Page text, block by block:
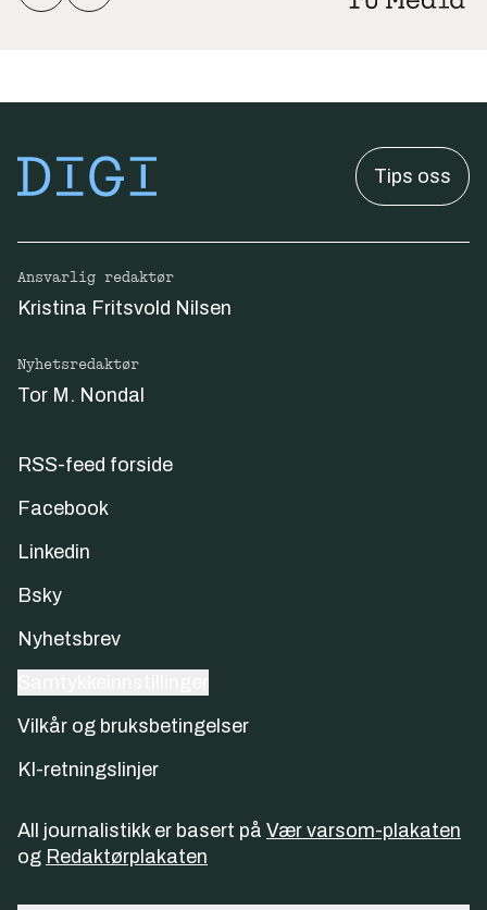
Tips oss
Ansvarlig redaktør
Kristina Fritsvold Nilsen
Nyhetsredaktør
Tor M. Nondal
RSS-feed forside
Facebook
Linkedin
Bsky
Nyhetsbrev
Vilkår og bruksbetingelser
KI-retningslinjer
All journalistikk er basert på Vær varsom-plakaten
og Redaktørplakaten